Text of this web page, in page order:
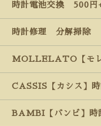
時計電池交換 500
時計修理 分解掃除
MOLLELATO【モレ
CASSIS【カシス】時
BAMBI【バンビ】時